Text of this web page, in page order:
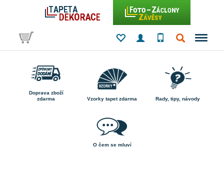
Doprava zboží
zdarma
Vzorky tapet zdarma Rady, tipy, návody
O čem se mluví